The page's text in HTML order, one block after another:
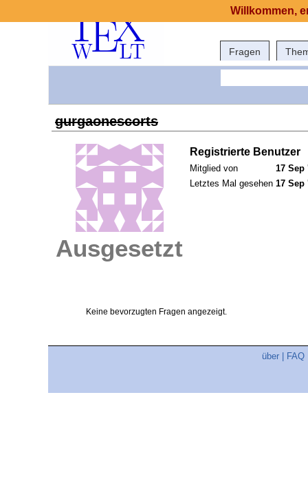
Fragen
gurgaonescorts
Ausgesetzt
Registrierte Benutzer
Mitglied von
17 Sep
Letztes Mal gesehen 17 Sep
Keine bevorzugten Fragen angezeigt.
über FAQ
Willkommen,